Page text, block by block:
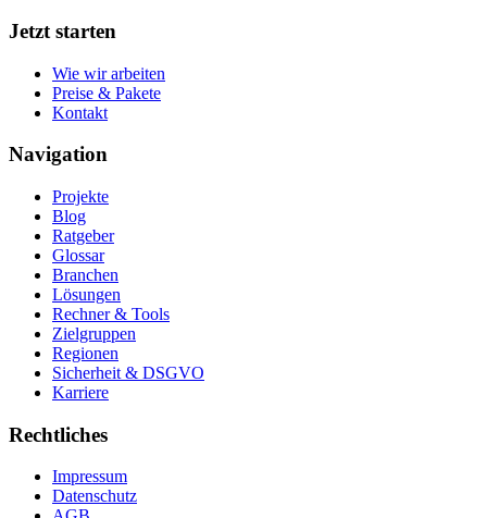
Jetzt starten
Wie wir arbeiten
Preise & Pakete
Kontakt
Navigation
Projekte
Blog
Ratgeber
Glossar
Branchen
Lösungen
Rechner & Tools
Zielgruppen
Regionen
Sicherheit & DSGVO
Karriere
Rechtliches
Impressum
Datenschutz